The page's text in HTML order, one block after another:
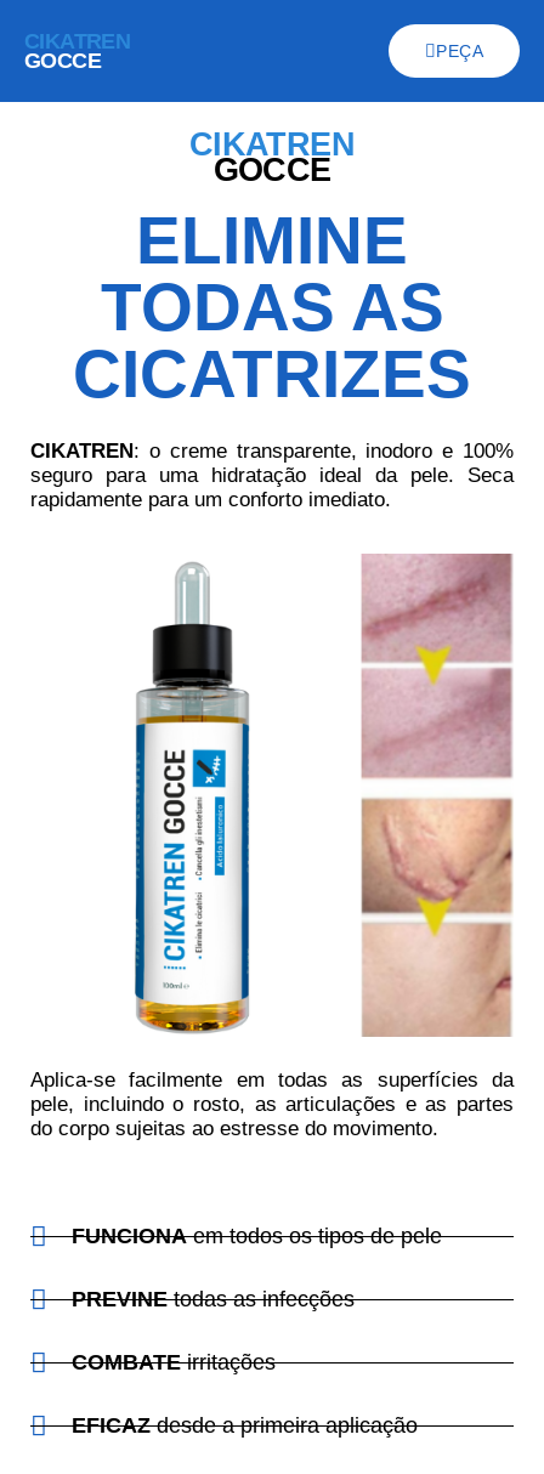
CIKATREN
GOCCE
PEÇA
CIKATREN
GOCCE
ELIMINE
TODAS AS
CICATRIZES
CIKATREN: o creme transparente, inodoro e 100%
seguro para uma hidratação ideal da pele. Seca
rapidamente para um conforto imediato.
Aplica-se facilmente em todas as superfícies da
pele, incluindo o rosto, as articulações e as partes
do corpo sujeitas ao estresse do movimento.
FUNCIONAem todos os tipos de pele
PREVINEtodas as infecções
COMBATEirritações
EFICAZdesde a primeira aplicação